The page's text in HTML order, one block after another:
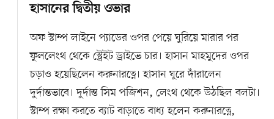
হাসানের দ্বিতীয় ওভার
অফ স্টাম্প লাইনে প্যাডের ওপর পেয়ে ঘুরিয়ে মারার পর
ফুললেংথ থেকে স্ট্রেইট ড্রাইভে চার। হাসান মাহমুদের ওপর
চড়াও হয়েছিলেন করুনারত্নে। হাসান ঘুরে দাঁরালেন
দুর্দান্তভাবে। দুর্দান্ত সিম পজিশন, লেংথ থেকে উঠছিল বলটা।
স্টাম্প রক্ষা করতে ব্যাট বাড়াতে বাধ্য হলেন করুনারত্নে,